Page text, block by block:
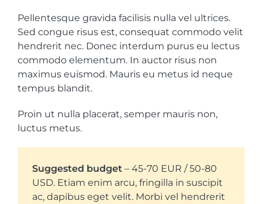
Pellentesque gravida facilisis nulla vel ultrices.
Sed congue risus est, consequat commodo velit
hendrerit nec. Donec interdum purus eu lectus
commodo elementum. In auctor risus non
maximus euismod. Mauris eu metus id neque
tempus blandit.
Proin ut nulla placerat, semper mauris non,
luctus metus.
Suggested budget – 45-70 EUR / 50-80
USD. Etiam enim arcu, fringilla in suscipit
ac, dapibus eget velit. Morbi vel hendrerit